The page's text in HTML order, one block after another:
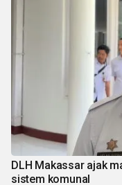
DLH Makassar ajak
sistem komunal